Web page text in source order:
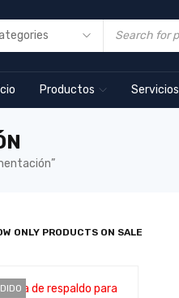
Productos Servicios
ONLY PRODUCTS ON SALE